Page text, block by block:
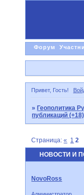
Форум
Привет, Гость!
»Геополитика
публикаций (+18)
НОВОСТИ И
Страница:« 1 2
NovoRoss